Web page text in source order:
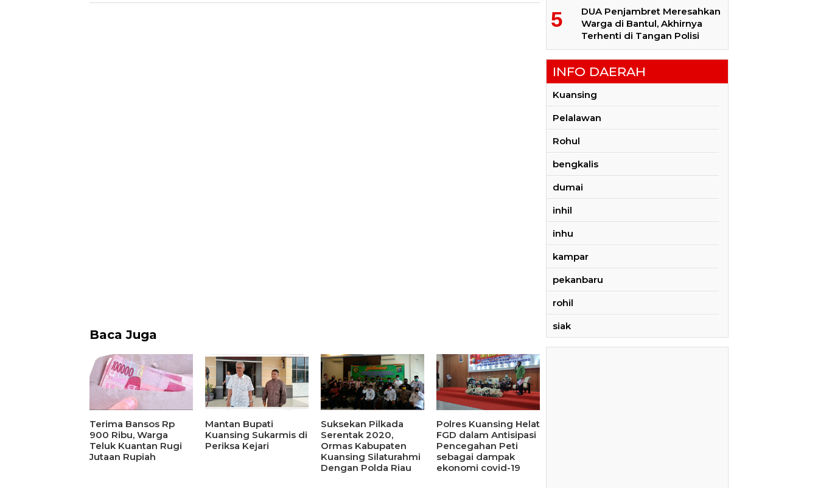
Baca Juga
Terima Bansos Rp
900 Ribu, Warga
Teluk Kuantan Rugi
Jutaan Rupiah
Mantan Bupati
Kuansing Sukarmis di
Periksa Kejari
Suksekan Pilkada
Serentak 2020,
Ormas Kabupaten
Kuansing Silaturahmi
Dengan Polda Riau
Polres Kuansing Helat
FGD dalam Antisipasi
Pencegahan Peti
sebagai dampak
ekonomi covid-19
DUA Penjambret Meresahkan
Warga di Bantul, Akhirnya
Terhenti di Tangan Polisi
INFO DAERAH
Kuansing
Pelalawan
Rohul
bengkalis
dumai
inhil
inhu
kampar
pekanbaru
rohil
siak